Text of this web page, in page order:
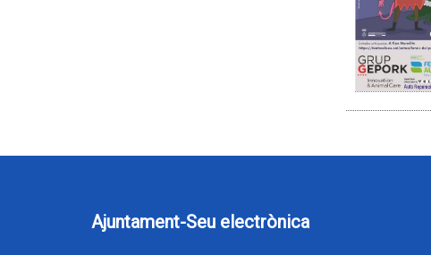
Ajuntament-Seu electrònica